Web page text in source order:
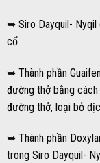
➥ Siro Dayquil- Nyqil
cổ
➥ Thành phần
đường thở bằng
đường thở, loại bỏ
➥ Thành phần
trong Siro Dayquil-